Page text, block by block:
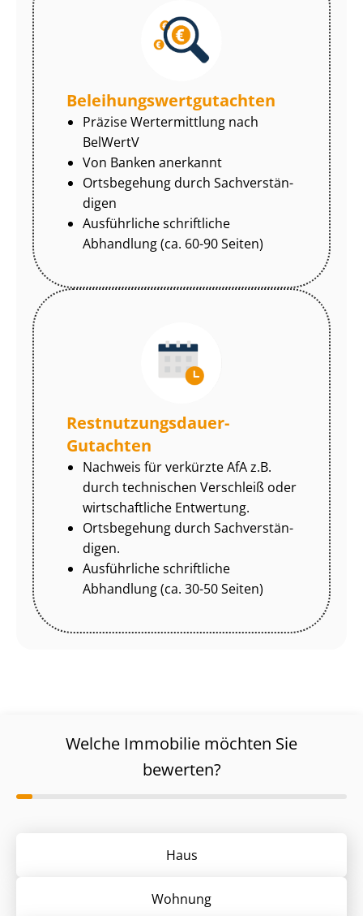
Be­lei­hungs­wert­gut­ach­ten
Präzise Wertermittlung nach
BelWertV
Von Banken anerkannt
Ortsbegehung durch Sach­ver­stän­
di­gen
Ausführliche schriftliche
Abhandlung (ca. 60-90 Seiten)
Rest­nut­zungs­dau­er-
Gutachten
Nachweis für verkürzte AfA z.B.
durch technischen Verschleiß oder
wirtschaftliche Entwertung.
Ortsbegehung durch Sach­ver­stän­
di­gen.
Ausführliche schriftliche
Abhandlung (ca. 30-50 Seiten)
Welche Immobilie möchten Sie
bewerten?
Haus
Wohnung